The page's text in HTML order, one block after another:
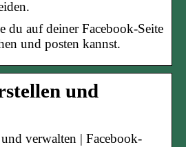
du auf deiner Facebook-Seite
und posten kannst.
und
verwalten | Facebook-